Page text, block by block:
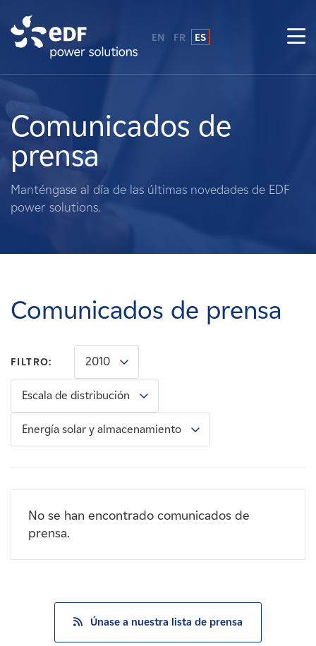
Sobre nosotros
Qué hacemos
Terratenientes
Carreras
Noticias
Contacte con
Afiliados
EN FR ES
Comunicados de
prensa
Manténgase al día de las últimas novedades de EDF
power solutions.
Comunicados de prensa
FILTRO: 2010
Escala de distribución
Energía solar y almacenamiento
No se han encontrado comunicados de
prensa.
Únase a nuestra lista de prensa